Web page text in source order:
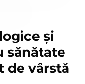
și
sănătate
de vârstă